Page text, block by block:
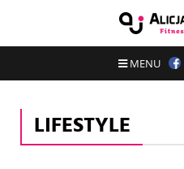
MENU
LIFESTYLE